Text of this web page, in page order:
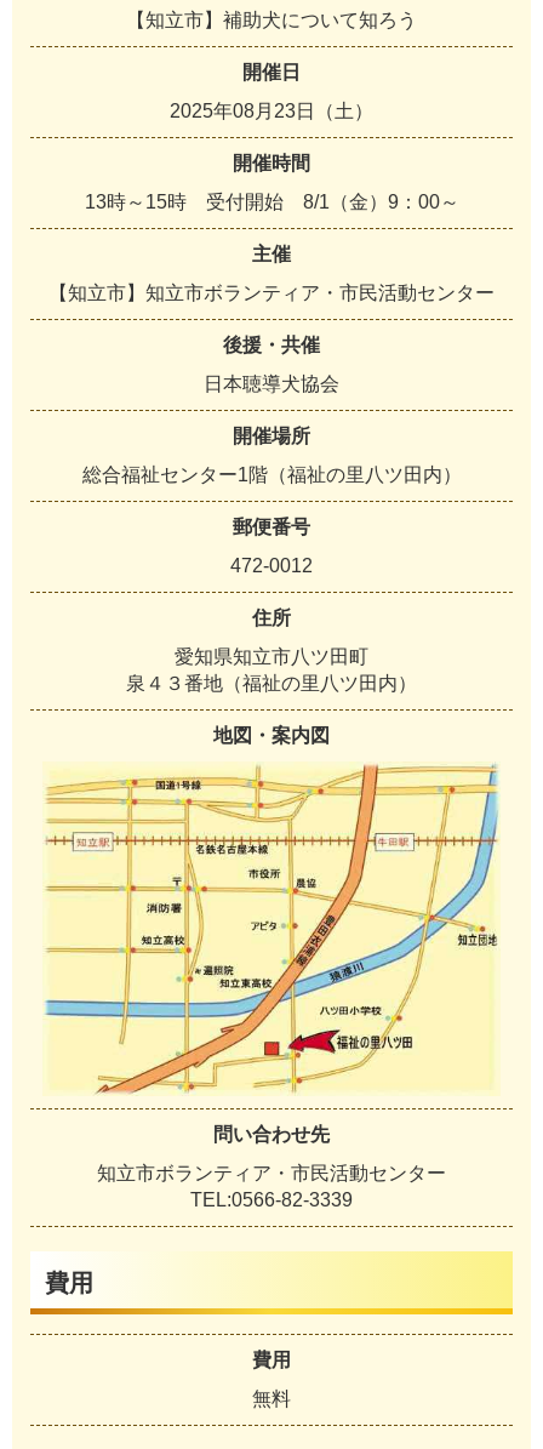
【知立市】補助犬について知ろう
開催日
2025年08月23日（土）
開催時間
13時～15時 受付開始 8/1（金）9：00～
主催
【知立市】知立市ボランティア・市民活動センター
後援・共催
日本聴導犬協会
開催場所
総合福祉センター1階（福祉の里八ツ田内）
郵便番号
472-0012
住所
愛知県知立市八ツ田町
泉４３番地（福祉の里八ツ田内）
地図・案内図
問い合わせ先
知立市ボランティア・市民活動センター
TEL:0566-82-3339
費用
費用
無料